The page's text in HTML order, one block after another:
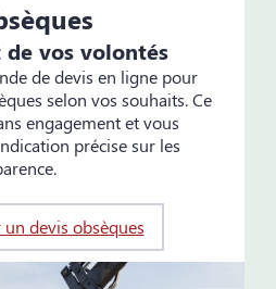
de vos volontés
de devis en ligne pour
selon vos souhaits. Ce
engagement et vous
précise sur les
devis obsèques